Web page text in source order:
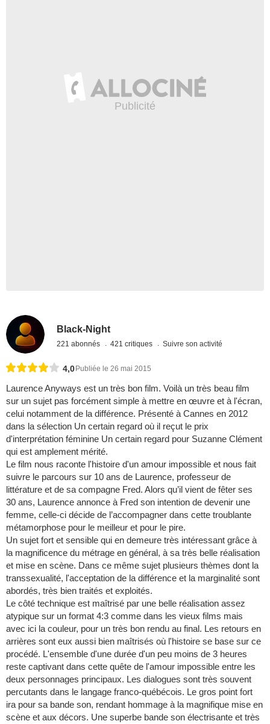
Black-Night
221 abonnés 421 critiques Suivre son activité
4,0 Publiée le 26 mai 2015
Laurence Anyways est un très bon film. Voilà un très beau film
sur un sujet pas forcément simple à mettre en œuvre et à l'écran,
celui notamment de la différence. Présenté à Cannes en 2012
dans la sélection Un certain regard où il reçut le prix
d'interprétation féminine Un certain regard pour Suzanne Clément
qui est amplement mérité.
Le film nous raconte l'histoire d'un amour impossible et nous fait
suivre le parcours sur 10 ans de Laurence, professeur de
littérature et de sa compagne Fred. Alors qu’il vient de fêter ses
30 ans, Laurence annonce à Fred son intention de devenir une
femme, celle-ci décide de l’accompagner dans cette troublante
métamorphose pour le meilleur et pour le pire.
Un sujet fort et sensible qui en demeure très intéressant grâce à
la magnificence du métrage en général, à sa très belle réalisation
et mise en scène. Dans ce même sujet plusieurs thèmes dont la
transsexualité, l'acceptation de la différence et la marginalité sont
abordés, très bien traités et exploités.
Le côté technique est maîtrisé par une belle réalisation assez
atypique sur un format 4:3 comme dans les vieux films mais
avec ici la couleur, pour un très bon rendu au final. Les retours en
arrières sont eux aussi bien maîtrisés où l'histoire se base sur ce
procédé. L'ensemble d'une durée d'un peu moins de 3 heures
reste captivant dans cette quête de l'amour impossible entre les
deux personnages principaux. Les dialogues sont très souvent
percutants dans le langage franco-québécois. Le gros point fort
ira pour sa bande son, rendant hommage à la magnifique mise en
scène et aux décors. Une superbe bande son électrisante et très